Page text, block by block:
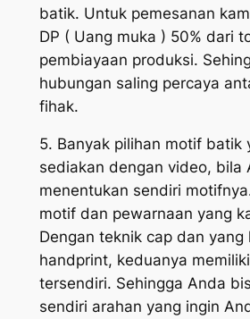
batik. Untuk pemesanan
DP ( Uang muka ) 50% dari
pembiayaan produksi.
hubungan saling percaya
fihak.
5. Banyak pilihan motif batik
sediakan dengan video, bila
menentukan sendiri
motif dan pewarnaan yang
Dengan teknik cap dan yang
handprint, keduanya
tersendiri. Sehingga Anda
sendiri arahan yang ingin